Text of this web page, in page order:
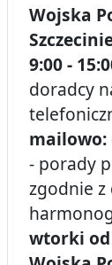
Wojska
9:00 -
doradcy
mailowo:
- porady
zgodnie z
wtorki od